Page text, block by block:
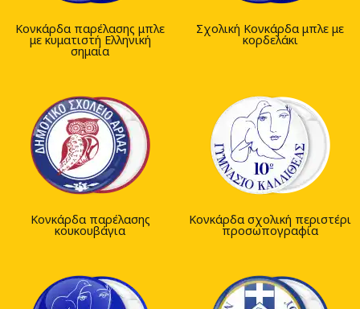
Κονκάρδα παρέλασης μπλε
με κυματιστή Ελληνική
σημαία
Σχολική Κονκάρδα μπλε με
κορδελάκι
Κονκάρδα παρέλασης
κουκουβάγια
Κονκάρδα σχολική περιστέρι
προσωπογραφία